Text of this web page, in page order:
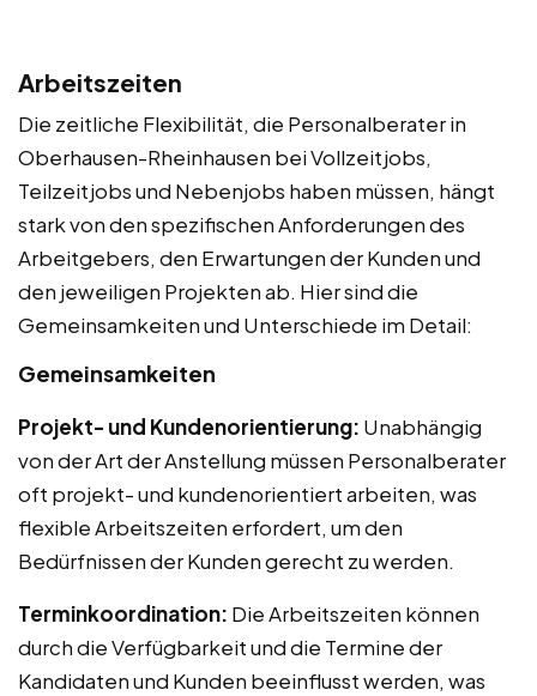
Arbeitszeiten
Die zeitliche Flexibilität, die Personalberater in
Oberhausen-Rheinhausen bei Vollzeitjobs,
Teilzeitjobs und Nebenjobs haben müssen, hängt
stark von den spezifischen Anforderungen des
Arbeitgebers, den Erwartungen der Kunden und
den jeweiligen Projekten ab. Hier sind die
Gemeinsamkeiten und Unterschiede im Detail:
Gemeinsamkeiten
Projekt- und Kundenorientierung: Unabhängig
von der Art der Anstellung müssen Personalberater
oft projekt- und kundenorientiert arbeiten, was
flexible Arbeitszeiten erfordert, um den
Bedürfnissen der Kunden gerecht zu werden.
Terminkoordination: Die Arbeitszeiten können
durch die Verfügbarkeit und die Termine der
Kandidaten und Kunden beeinflusst werden, was